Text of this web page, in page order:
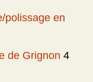
polissage en
de Grignon 4